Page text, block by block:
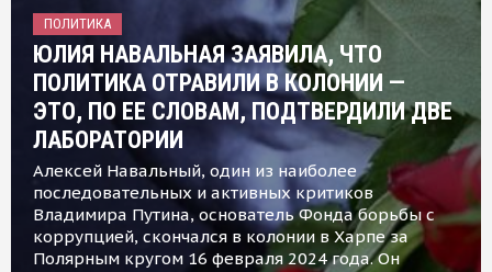
ПОЛИТИКА
ЮЛИЯ НАВАЛЬНАЯ ЗАЯВИЛА, ЧТО
ПОЛИТИКА ОТРАВИЛИ В КОЛОНИИ —
ЭТО, ПО ЕЕ СЛОВАМ, ПОДТВЕРДИЛИ ДВЕ
ЛАБОРАТОРИИ
Алексей Навальный, один из наиболее
последовательных и активных критиков
Владимира Путина, основатель Фонда борьбы с
коррупцией, скончался в колонии в Харпе за
Полярным кругом 16 февраля 2024 года. Он